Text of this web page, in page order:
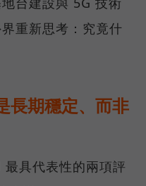
重新思考：究竟什
長期穩定、而非
具代表性的兩項評